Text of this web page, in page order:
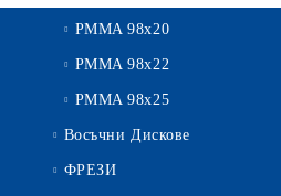
PMMA 98x20
PMMA 98x22
PMMA 98x25
Восъчни Дискове
ФРЕЗИ